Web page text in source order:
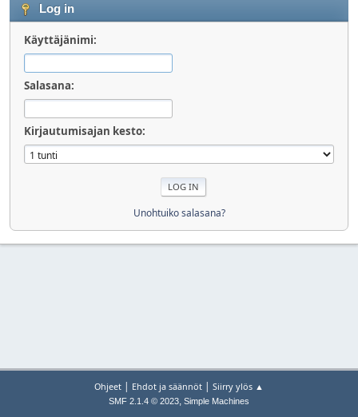
Log in
Käyttäjänimi:
Salasana:
Kirjautumisajan kesto:
Unohtuiko salasana?
Ohjeet | Ehdot ja säännöt | Siirry ylös ▲
SMF 2.1.4 © 2023, Simple Machines